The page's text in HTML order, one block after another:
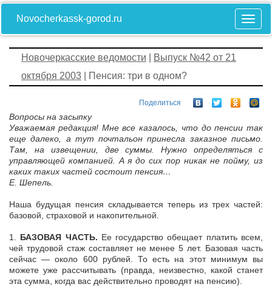
Novocherkassk-gorod.ru
Новочеркасские ведомости
Выпуск №42 от 21
октября 2003 | Пенсия: три в одном?
Поделиться
Вопросы на засыпку
Уважаемая редакция! Мне все казалось, что до пенсии так
еще далеко, а тут почтальон принесла заказное письмо.
Там, на извещении, две суммы. Нужно определяться с
управляющей компанией. А я до сих пор никак не пойму, из
каких таких частей состоит пенсия…
Е. Шепель.
Наша будущая пенсия складывается теперь из трех частей:
базовой, страховой и накопительной.
1. БАЗОВАЯ ЧАСТЬ. Ее государство обещает платить всем,
чей трудовой стаж составляет не менее 5 лет. Базовая часть
сейчас — около 600 рублей. То есть на этот минимум вы
можете уже рассчитывать (правда, неизвестно, какой станет
эта сумма, когда вас действительно проводят на пенсию).